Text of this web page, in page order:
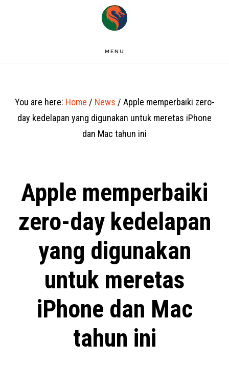
MENU
You are here: Home / News / Apple memperbaiki zero-
day kedelapan yang digunakan untuk meretas iPhone
dan Mac tahun ini
Apple memperbaiki
zero-day kedelapan
yang digunakan
untuk meretas
iPhone dan Mac
tahun ini